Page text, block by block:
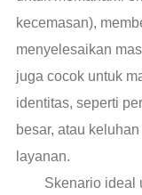
kecemasan),
menyelesaikan
juga cocok untuk
identitas, seperti
besar, atau
layanan.
Skenario ideal